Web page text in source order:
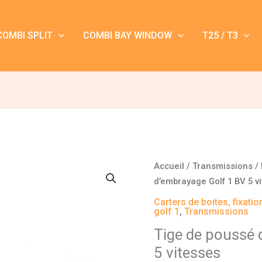
SPLIT COMBI BAY WINDOW T25 / T3
Accueil /Transmissions /
d’embrayage Golf 1 BV 5
Carters de boites,
golf 1 ,Transmissions
Tige de poussé
5 vitesses
quantité
de
Tige
de
poussé
d'embrayage
Golf